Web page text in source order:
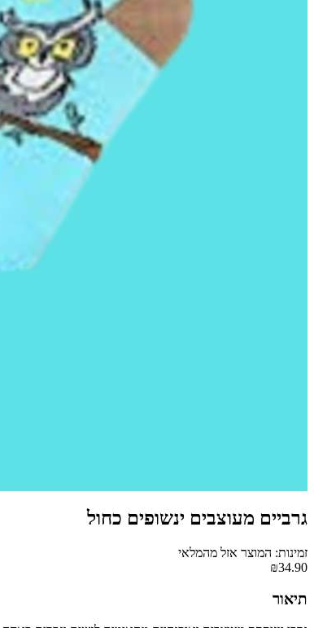
גרביים מעוצבים ינשופים כחול
זמינות: המוצר אזל מהמלאי
₪34.90
תיאור